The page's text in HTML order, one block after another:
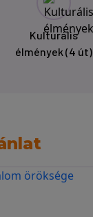
Kulturális
élmények (4 út)